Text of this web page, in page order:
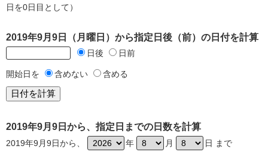
日を0日目として）
2019年9月9日（月曜日）から指定日後（前）の日付を計算
日後 日前
開始日を 含めない 含める
2019年9月9日から、指定日までの日数を計算
2019年9月9日から、 年 月 日 まで